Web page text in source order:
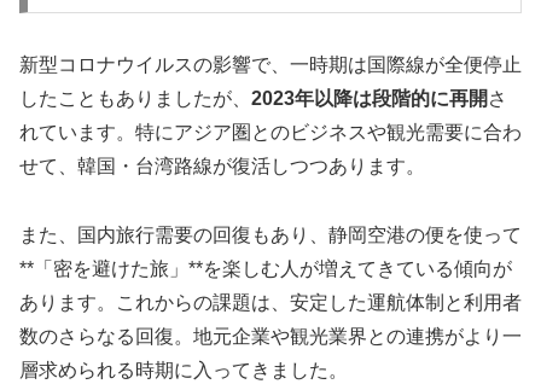
新型コロナウイルスの影響で、一時期は国際線が全便停止
したこともありましたが、 2023年以降は段階的に再開 さ
れています。特にアジア圏とのビジネスや観光需要に合わ
せて、韓国・台湾路線が復活しつつあります。
また、国内旅行需要の回復もあり、静岡空港の便を使って
**「密を避けた旅」**を楽しむ人が増えてきている傾向が
あります。これからの課題は、安定した運航体制と利用者
数のさらなる回復。地元企業や観光業界との連携がより一
層求められる時期に入ってきました。